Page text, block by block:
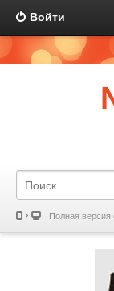
Войти
Полная версия